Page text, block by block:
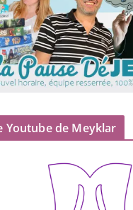
Youtube de Meyklar